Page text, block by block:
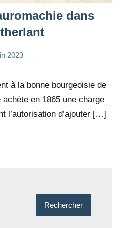
dans
2023
à la bonne bourgeoisie de
en 1865 une charge
l’autorisation d’ajouter […]
Rechercher